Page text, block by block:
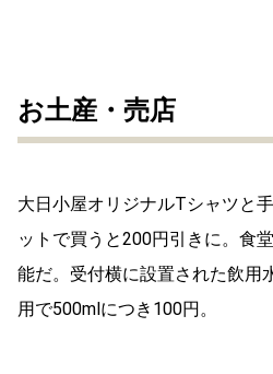
お土産・売店
大日小屋オリジナルTシャツと
ットで買うと200円引きに。食
能だ。受付横に設置された飲用
用で500mlにつき100円。